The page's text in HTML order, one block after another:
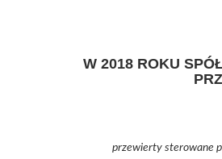
W 2018 ROKU
przewierty sterowane